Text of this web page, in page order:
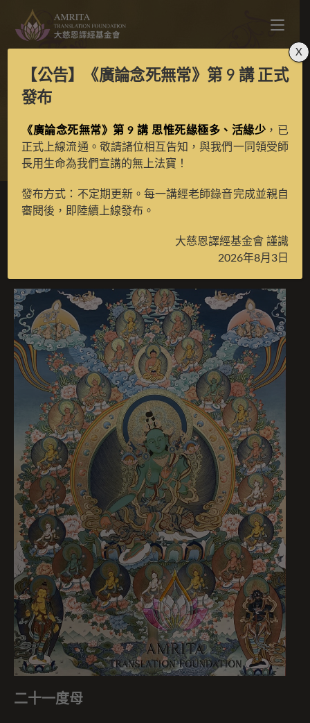
> 典藏館 > 典藏唐卡
二十一度母彩唐
二十一度母
【公告】 《廣論念死無常》第 9 講正式
發布
《廣論念死無常》第 9 講 思惟死緣極多、活緣少 ，已
正式上線流通。敬請諸位相互告知，與我們一同領受師
長用生命為我們宣講的無上法寶！
發布方式：不定期更新。每一講經老師錄音完成並親自
審閱後，即陸續上線發布。
大慈恩譯經基金會 謹識
2026年8月3日
X